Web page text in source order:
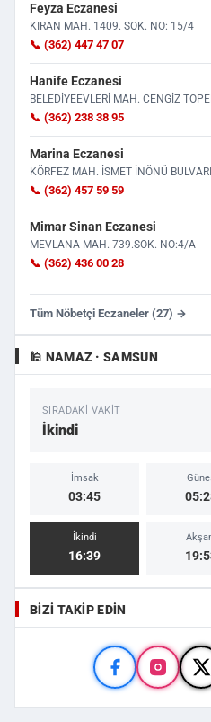
Feyza Eczanesi
KIRAN MAH. 1409. SOK. NO: 15/4
📞 (362) 447 47 07
Hanife Eczanesi
BELEDİYEEVLERİ MAH. CENGİZ
📞 (362) 238 38 95
Marina Eczanesi
KÖRFEZ MAH. İSMET İNÖNÜ
📞 (362) 457 59 59
Mimar Sinan Eczanesi
MEVLANA MAH. 739.SOK. NO:4/A
📞 (362) 436 00 28
Tüm Nöbetçi Eczaneler (27) →
🕌 NAMAZ · SAMSUN
SIRADAKI VAKIT
İkindi
İmsak
03:45
İkindi
16:39
BIZI TAKIP EDIN